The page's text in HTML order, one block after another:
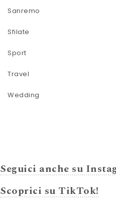
Sanremo
Sfilate
Sport
Travel
Wedding
Seguici anche su
Scoprici su TikTok!